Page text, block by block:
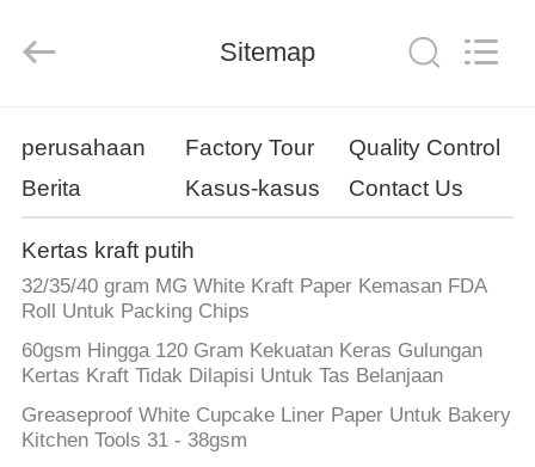
PRODUK
TENTANG
KAMI
TUR
PABRIK
LTD..
Sitemap
perusahaan Factory Tour
Quality Control
Berita
Kasus-kasus Contact Us
Kertas kraft putih
32/35/40 gram MG White Kraft Paper Kemasan FDA
Roll Untuk Packing Chips
60gsm Hingga 120 Gram Kekuatan Keras Gulungan
Kertas Kraft Tidak Dilapisi Untuk Tas Belanjaan
Greaseproof White Cupcake Liner Paper Untuk Bakery
Kitchen Tools 31 - 38gsm